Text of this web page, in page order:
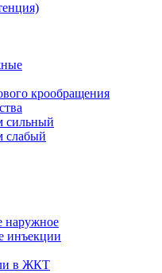
крообращения
сильный
слабый
наружное
инъекции
в ЖКТ